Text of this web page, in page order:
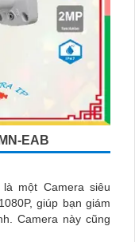
EAB
là một Camera siêu
giúp bạn giám